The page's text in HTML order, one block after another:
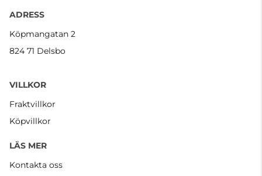
ADRESS
Köpmangatan 2
824 71 Delsbo
VILLKOR
Fraktvillkor
Köpvillkor
LÄS MER
Kontakta oss